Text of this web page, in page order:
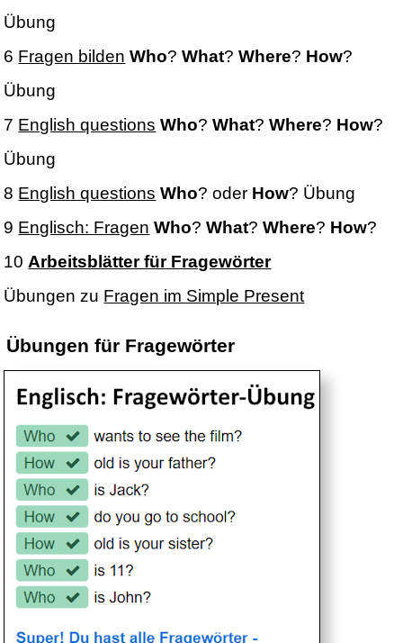
Übung
6 Fragen bilden Who?What?Where? How?
Übung
7 English questions Who?What?Where? How?
Übung
8 English questions Who? oder How? Übung
9 Englisch: Fragen Who?What?Where? How?
10 Arbeitsblätter für Fragewörter
Übungen zu Fragen im Simple Present
Übungen für Fragewörter